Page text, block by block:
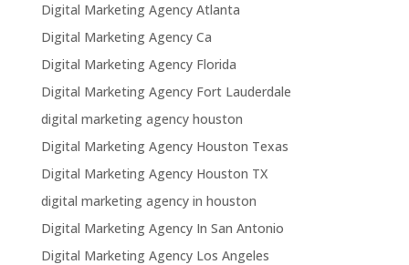
Digital Marketing Agency Atlanta
Digital Marketing Agency Ca
Digital Marketing Agency Florida
Digital Marketing Agency Fort Lauderdale
digital marketing agency houston
Digital Marketing Agency Houston Texas
Digital Marketing Agency Houston TX
digital marketing agency in houston
Digital Marketing Agency In San Antonio
Digital Marketing Agency Los Angeles